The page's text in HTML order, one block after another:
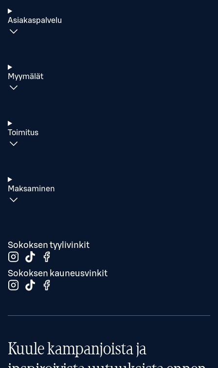
Asiakaspalvelu
Myymälät
Toimitus
Maksaminen
Sokoksen tyylivinkit
Sokoksen kauneusvinkit
Kuule kampanjoista ja